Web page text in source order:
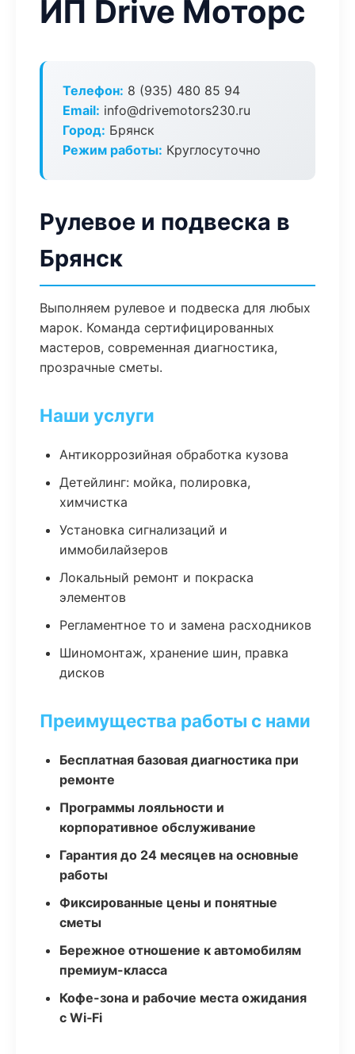
ИП Drive Моторс
Телефон: 8 (935) 480 85 94
Email: info@drivemotors230.ru
Город: Брянск
Режим работы: Круглосуточно
Рулевое и подвеска в
Брянск
Выполняем рулевое и подвеска для любых
марок. Команда сертифицированных
мастеров, современная диагностика,
прозрачные сметы.
Наши услуги
Антикоррозийная обработка кузова
Детейлинг: мойка, полировка,
химчистка
Установка сигнализаций и
иммобилайзеров
Локальный ремонт и покраска
элементов
Регламентное то и замена расходников
Шиномонтаж, хранение шин, правка
дисков
Преимущества работы с нами
Бесплатная базовая диагностика при
ремонте
Программы лояльности и
корпоративное обслуживание
Гарантия до 24 месяцев на основные
работы
Фиксированные цены и понятные
сметы
Бережное отношение к автомобилям
премиум-класса
Кофе-зона и рабочие места ожидания
с Wi‑Fi